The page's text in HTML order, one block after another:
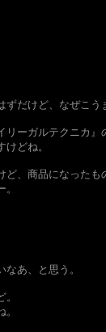
ずだけど、なぜこ
ーガルテクニカ』
どね。
ど、商品になった
あ、と思う。